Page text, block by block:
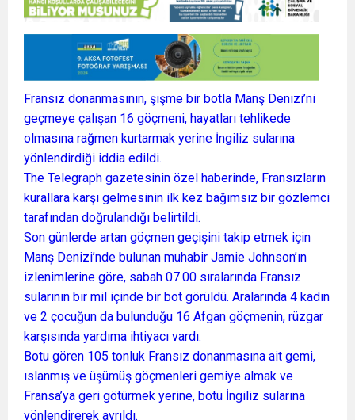
Fransız donanmasının, şişme bir botla Manş Denizi’ni
geçmeye çalışan 16 göçmeni, hayatları tehlikede
olmasına rağmen kurtarmak yerine İngiliz sularına
yönlendirdiği iddia edildi.
The Telegraph gazetesinin özel haberinde, Fransızların
kurallara karşı gelmesinin ilk kez bağımsız bir gözlemci
tarafından doğrulandığı belirtildi.
Son günlerde artan göçmen geçişini takip etmek için
Manş Denizi’nde bulunan muhabir Jamie Johnson’ın
izlenimlerine göre, sabah 07.00 sıralarında Fransız
sularının bir mil içinde bir bot görüldü. Aralarında 4 kadın
ve 2 çocuğun da bulunduğu 16 Afgan göçmenin, rüzgar
karşısında yardıma ihtiyacı vardı.
Botu gören 105 tonluk Fransız donanmasına ait gemi,
ıslanmış ve üşümüş göçmenleri gemiye almak ve
Fransa’ya geri götürmek yerine, botu İngiliz sularına
yönlendirerek ayrıldı.